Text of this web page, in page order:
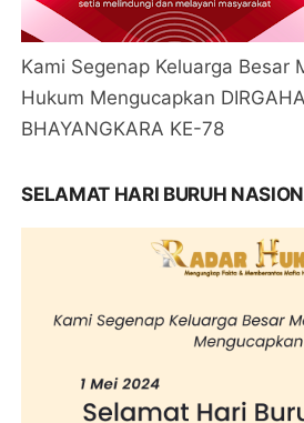
Kami Segenap Keluarga Besar
Hukum Mengucapkan
BHAYANGKARA KE-78
SELAMAT HARI BURUH